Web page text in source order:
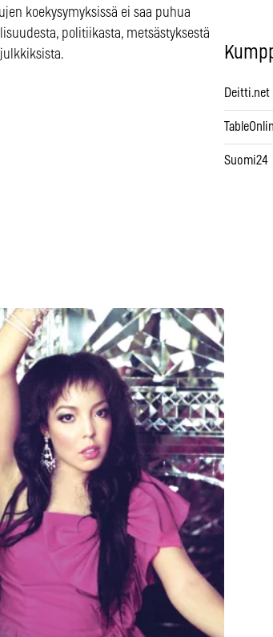
koekysymyksissä ei saa puhua
politiikasta, metsästyksestä
Deitti.net
Suomi24